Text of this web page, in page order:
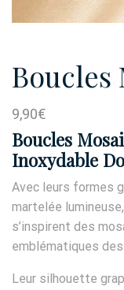
Boucles
9,90€
Boucles
Inoxydable
Avec leurs formes
martelée
s’inspirent des
emblématiques
Leur silhouette